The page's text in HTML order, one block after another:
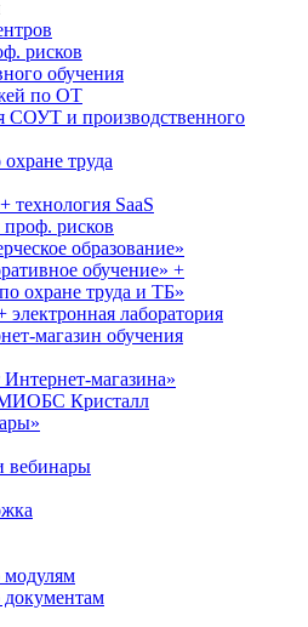
рисков
обучения
по ОТ
СОУТ и производственного
труда
технология SaaS
рисков
образование»
обучение» +
охране труда и ТБ»
лаборатория
магазин обучения
магазина»
Кристалл
вебинары